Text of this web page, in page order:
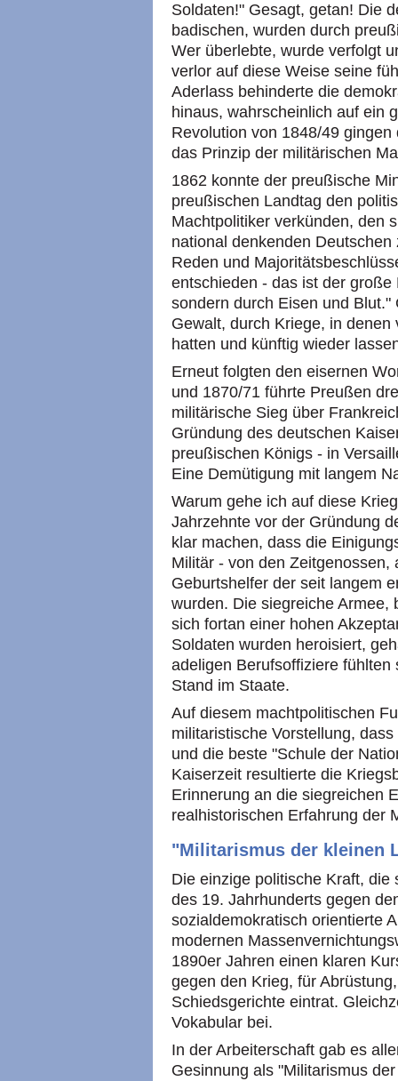
Soldaten!" Gesagt, getan! Die
badischen, wurden durch
Wer überlebte, wurde verfolgt
verlor auf diese Weise seine
Aderlass behinderte die
hinaus, wahrscheinlich auf ein
Revolution von 1848/49
das Prinzip der militärischen
1862 konnte der preußische
preußischen Landtag den
Machtpolitiker verkünden, den
national denkenden
Reden und
entschieden - das ist der
sondern durch Eisen und
Gewalt, durch Kriege, in
hatten und künftig wieder
Erneut folgten den eisernen
und 1870/71 führte Preußen
militärische Sieg über
Gründung des deutschen
preußischen Königs - in
Eine Demütigung mit langem
Warum gehe ich auf diese
Jahrzehnte vor der Gründung
klar machen, dass die
Militär - von den
Geburtshelfer der seit langem
wurden. Die siegreiche Armee,
sich fortan einer hohen
Soldaten wurden heroisiert,
adeligen Berufsoffiziere
Stand im Staate.
Auf diesem machtpolitischen
militaristische Vorstellung,
und die beste "Schule der
Kaiserzeit resultierte die
Erinnerung an die siegreichen
realhistorischen Erfahrung der
"Militarismus der kleinen
Die einzige politische Kraft,
des 19. Jahrhunderts gegen
sozialdemokratisch orientierte
modernen
1890er Jahren einen klaren
gegen den Krieg, für
Schiedsgerichte eintrat.
Vokabular bei.
In der Arbeiterschaft gab es
Gesinnung als "Militarismus